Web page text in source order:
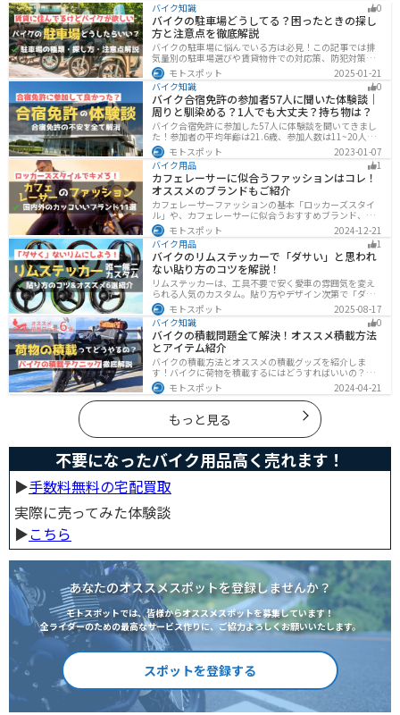
バイク知識 0
バイクの駐車場どうしてる？困ったときの探し
方と注意点を徹底解説
バイクの駐車場に悩んでいる方は必見！この記事では排
気量別の駐車場選びや賃貸物件での対応策、防犯対策を
解説します。実は駐車場の種類やマナーを押さえるだけ
で快適なバイクライフが実現可能です。記事を読み駐車
場探しのコツをぜひチェックしてください。
モトスポット
2025-01-21
バイク知識
0
バイク合宿免許の参加者57人に聞いた体験談｜
周りと馴染める？1人でも大丈夫？持ち物は？
バイク合宿免許に参加した57人に体験談を聞いてきまし
た！参加者の平均年齢は21.6歳、参加人数は11~20人な
ど統計情報や人間関係はどうだったのか、持っていくべ
きものなど参加する前に知っておきたい情報をまとめま
した。
モトスポット
2023-01-07
バイク用品
1
カフェレーサーに似合うファッションはコレ！
オススメのブランドもご紹介
カフェレーサーファッションの基本「ロッカーズスタイ
ル」や、カフェレーサーに似合うおすすめブランド、定
番アイテムを詳しく紹介。個性を引き立てるコーデのコ
ツや季節に合ったアイテム選び、愛車とのマッチング方
法も解説します。
モトスポット
2024-12-21
バイク用品
1
バイクのリムステッカーで「ダサい」と思われ
ない貼り方のコツを解説！
リムステッカーは、工具不要で安く愛車の雰囲気を変え
られる人気のカスタム。貼り方やデザイン次第で「ダサ
い」仕上がりになることも。本記事では失敗例や選び
方、きれいに貼るコツからおすすめ商品まで詳しく紹
介。初心者でも安心して足回りをカッコよくドレスアッ
プできます。
モトスポット
2025-08-17
バイク知識
0
バイクの積載問題全て解決！オススメ積載方法
とアイテム紹介
バイクの積載方法とオススメの積載グッズを紹介しま
す！バイクに荷物を積載するにはどうすればいいの？と
いう疑問はこれで解決！通勤や日帰りツーリング、キャ
ンプツーリングなど用途別にオススメの積載方法を解説
します！オススメの積載アイテムも紹介するので、バイ
クの積載に悩んでいる方は参考にしてください。
モトスポット 2024-04-21
もっと見る
不要になったバイク用品高く売れます！
▶︎手数料無料の宅配買取
実際に売ってみた体験談
▶︎こちら
あなたのオススメスポットを登録しませんか？
モトスポットでは、皆様からオススメスポットを募集しています！
全ライダーのための最高なサービス作りに、ご協力よろしくお願いいたします。
スポットを登録する